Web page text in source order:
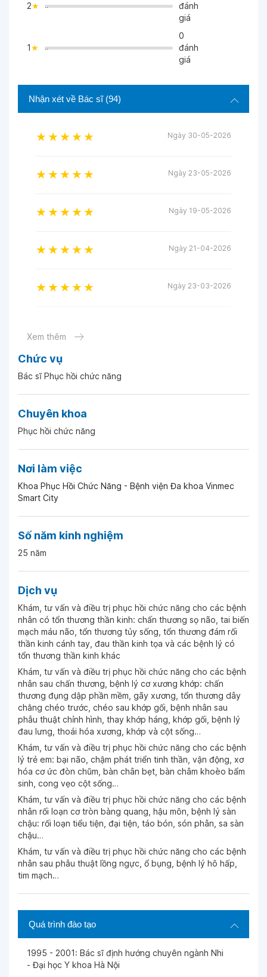
Chức vụ
Bác sĩ Phục hồi chức năng
Chuyên khoa
Phục hồi chức năng
Nơi làm việc
Khoa Phục Hồi Chức Năng - Bệnh viện Đa khoa Vinmec
Smart City
Số năm kinh nghiệm
25 năm
Dịch vụ
Khám, tư vấn và điều trị phục hồi chức năng cho các bệnh
nhân có tổn thương thần kinh: chấn thương sọ não, tai biến
mạch máu não, tổn thương tủy sống, tổn thương đám rối
thần kinh cánh tay, đau thần kinh tọa và các bệnh lý có
tổn thương thần kinh khác
Khám, tư vấn và điều trị phục hồi chức năng cho các bệnh
nhân sau chấn thương, bệnh lý cơ xương khớp: chấn
thương đụng dập phần mềm, gãy xương, tổn thương dây
chằng chéo trước, chéo sau khớp gối, bệnh nhân sau
phẫu thuật chỉnh hình, thay khớp háng, khớp gối, bệnh lý
đau lưng, thoái hóa xương, khớp và cột sống…
Khám, tư vấn và điều trị phục hồi chức năng cho các bệnh
lý trẻ em: bại não, chậm phát triển tinh thần, vận động, xơ
hóa cơ ức đòn chũm, bàn chân bẹt, bàn châm khoèo bẩm
sinh, cong vẹo cột sống…
Khám, tư vấn và điều trị phục hồi chức năng cho các bệnh
nhân rối loạn cơ tròn bàng quang, hậu môn, bệnh lý sàn
chậu: rối loạn tiểu tiện, đại tiện, táo bón, són phân, sa sàn
chậu…
Khám, tư vấn và điều trị phục hồi chức năng cho các bệnh
nhân sau phẫu thuật lồng ngực, ổ bụng, bệnh lý hô hấp,
tim mạch…
Quá trình đào tạo
1995 - 2001: Bác sĩ định hướng chuyên ngành Nhi
- Đại học Y khoa Hà Nội
2 ">
đánh
giá
1 ">
0
đánh
giá
Nhận xét về Bác sĩ (94)
Ngày 30-05-2026
Ngày 23-05-2026
Ngày 19-05-2026
Ngày 21-04-2026
Ngày 23-03-2026
Ngày 15-09-2025
Ngày 28-08-2025
Ngày 28-08-2025
Ngày 28-08-2025
Ngày 16-08-2025
Ngày 16-08-2025
Ngày 07-08-2025
Xem thêm